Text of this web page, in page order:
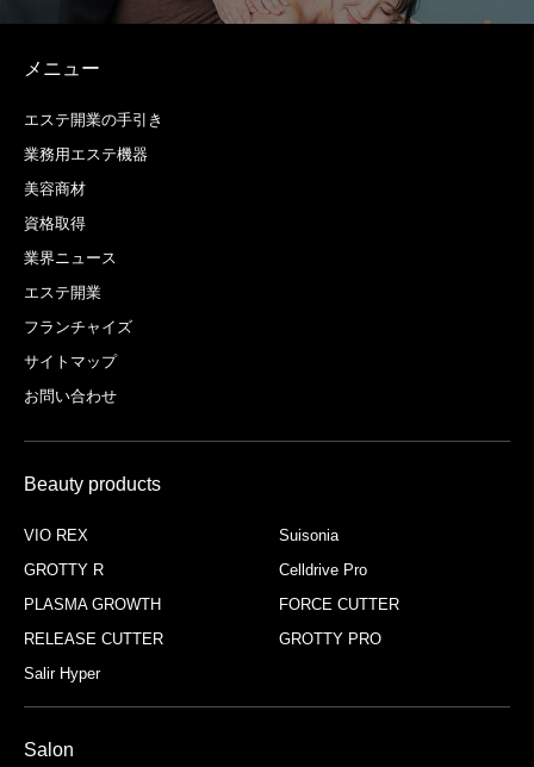
メニュー
エステ開業の手引き
業務用エステ機器
美容商材
資格取得
業界ニュース
エステ開業
フランチャイズ
サイトマップ
お問い合わせ
Beauty products
VIO REX
Suisonia
GROTTY R
Celldrive Pro
PLASMA GROWTH
FORCE CUTTER
RELEASE CUTTER
GROTTY PRO
Salir Hyper
Salon